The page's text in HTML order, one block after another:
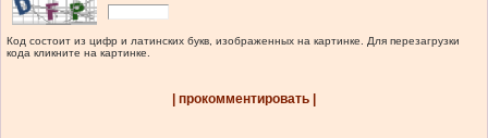
Код состоит из цифр и латинских букв, изображенных на картинке. Для перезагрузки
кода кликните на картинке.
| прокомментировать |